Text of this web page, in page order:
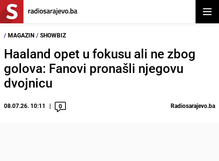
/ MAGAZIN / SHOWBIZ
Haaland opet u fokusu ali ne zbog
golova: Fanovi pronašli njegovu
dvojnicu
08.07.26. 10:11 0 Radiosarajevo.ba